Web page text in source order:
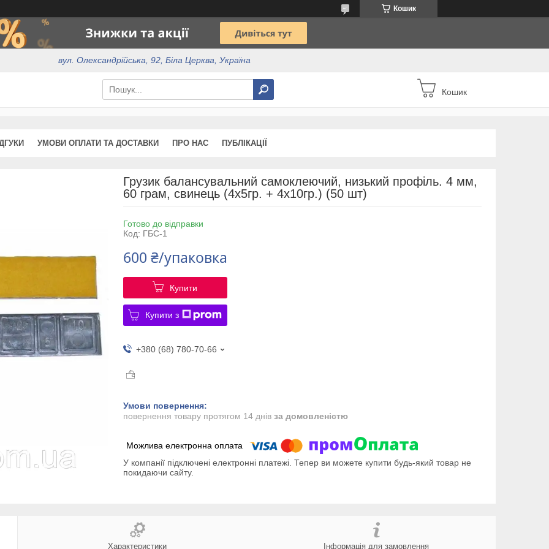
Кошик
вул. Олександрійська, 92, Біла Церква, Україна
Кошик
УМОВИ ОПЛАТИ ТА ДОСТАВКИ ПРО НАС ПУБЛІКАЦІЇ
Грузик балансувальний самоклеючий, низький профіль. 4 мм,
60 грам, свинець (4х5гр. + 4х10гр.) (50 шт)
Готово до відправки
Код: ГБС-1
600 ₴/упаковка
Купити
Купити з
+380 (68) 780-70-66
повернення товару протягом 14 днів за домовленістю
У компанії підключені електронні платежі. Тепер ви можете купити будь-який товар не
покидаючи сайту.
Характеристики Інформація для замовлення